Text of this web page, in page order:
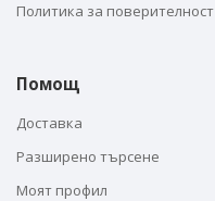
Политика за поверителност
Помощ
Доставка
Разширено търсене
Моят профил